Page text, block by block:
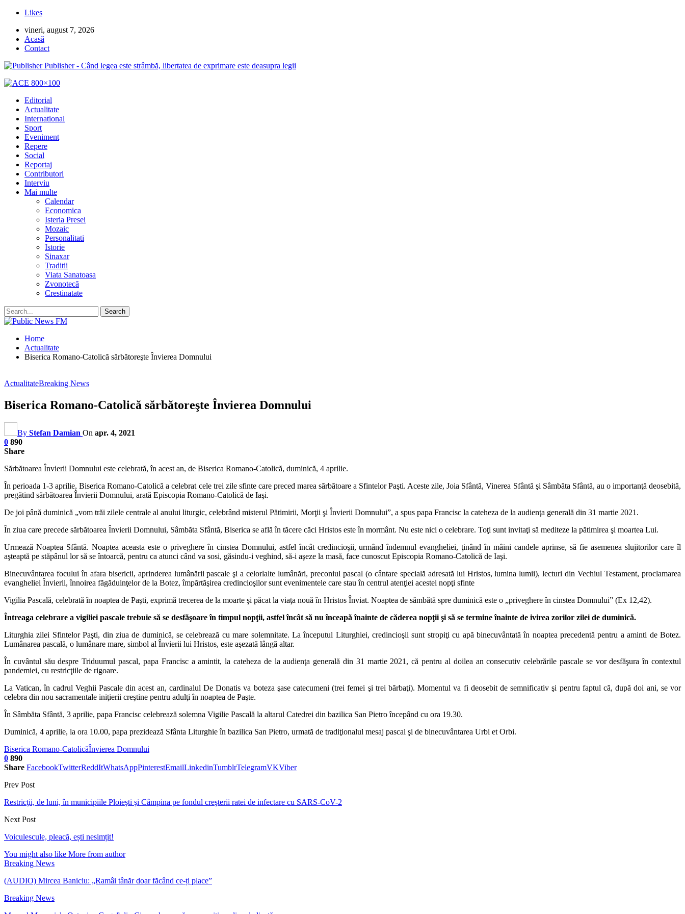
Likes
vineri, august 7, 2026
Acasă
Contact
Publisher - Când legea este strâmbă, libertatea de exprimare este deasupra legii
Editorial
Actualitate
International
Sport
Eveniment
Repere
Social
Reportaj
Contributori
Interviu
Mai multe
Calendar
Economica
Isteria Presei
Mozaic
Personalitati
Istorie
Sinaxar
Traditii
Viata Sanatoasa
Zvonotecă
Crestinatate
Home
Actualitate
Biserica Romano-Catolică sărbătoreşte Învierea Domnului
ActualitateBreaking News
Biserica Romano-Catolică sărbătoreşte Învierea Domnului
By Stefan Damian On apr. 4, 2021
0 890
Share
Sărbătoarea Învierii Domnului este celebrată, în acest an, de Biserica Romano-Catolică, duminică, 4 aprilie.
În perioada 1-3 aprilie, Biserica Romano-Catolică a celebrat cele trei zile sfinte care preced marea sărbătoare a Sfintelor Paşti. Aceste zile, Joia Sfântă, Vinerea Sfântă şi Sâmbăta Sfântă, au o importanţă deosebită,
pregătind sărbătoarea Învierii Domnului, arată Episcopia Romano-Catolică de Iaşi.
De joi până duminică „vom trăi zilele centrale al anului liturgic, celebrând misterul Pătimirii, Morţii şi Învierii Domnului”, a spus papa Francisc la cateheza de la audienţa generală din 31 martie 2021.
În ziua care precede sărbătoarea Învierii Domnului, Sâmbăta Sfântă, Biserica se află în tăcere căci Hristos este în mormânt. Nu este nici o celebrare. Toţi sunt invitaţi să mediteze la pătimirea şi moartea Lui.
Urmează Noaptea Sfântă. Noaptea aceasta este o priveghere în cinstea Domnului, astfel încât credincioşii, urmând îndemnul evangheliei, ţinând în mâini candele aprinse, să fie asemenea slujitorilor care îl
aşteaptă pe stăpânul lor să se întoarcă, pentru ca atunci când va sosi, găsindu-i veghind, să-i aşeze la masă, face cunoscut Episcopia Romano-Catolică de Iaşi.
Binecuvântarea focului în afara bisericii, aprinderea lumânării pascale şi a celorlalte lumânări, preconiul pascal (o cântare specială adresată lui Hristos, lumina lumii), lecturi din Vechiul Testament, proclamarea
evangheliei Învierii, înnoirea făgăduinţelor de la Botez, împărtăşirea credincioşilor sunt evenimentele care stau în centrul atenţiei acestei nopţi sfinte
Vigilia Pascală, celebrată în noaptea de Paşti, exprimă trecerea de la moarte şi păcat la viaţa nouă în Hristos Înviat. Noaptea de sâmbătă spre duminică este o „priveghere în cinstea Domnului” (Ex 12,42).
Întreaga celebrare a vigiliei pascale trebuie să se desfăşoare în timpul nopţii, astfel încât să nu înceapă înainte de căderea nopţii şi să se termine înainte de ivirea zorilor zilei de duminică.
Liturghia zilei Sfintelor Paşti, din ziua de duminică, se celebrează cu mare solemnitate. La începutul Liturghiei, credincioşii sunt stropiţi cu apă binecuvântată în noaptea precedentă pentru a aminti de Botez.
Lumânarea pascală, o lumânare mare, simbol al Învierii lui Hristos, este aşezată lângă altar.
În cuvântul său despre Triduumul pascal, papa Francisc a amintit, la cateheza de la audienţa generală din 31 martie 2021, că pentru al doilea an consecutiv celebrările pascale se vor desfăşura în contextul
pandemiei, cu restricţiile de rigoare.
La Vatican, în cadrul Veghii Pascale din acest an, cardinalul De Donatis va boteza şase catecumeni (trei femei şi trei bărbaţi). Momentul va fi deosebit de semnificativ şi pentru faptul că, după doi ani, se vor
celebra din nou sacramentale iniţierii creştine pentru adulţi în noaptea de Paşte.
În Sâmbăta Sfântă, 3 aprilie, papa Francisc celebrează solemna Vigilie Pascală la altarul Catedrei din bazilica San Pietro începând cu ora 19.30.
Duminică, 4 aprilie, la ora 10.00, papa prezidează Sfânta Liturghie în bazilica San Pietro, urmată de tradiţionalul mesaj pascal şi de binecuvântarea Urbi et Orbi.
Biserica Romano-CatolicăÎnvierea Domnului
0 890
Share FacebookTwitterReddItWhatsAppPinterestEmailLinkedinTumblrTelegramVKViber
Prev Post
Restricţii, de luni, în municipiile Ploieşti şi Câmpina pe fondul creşterii ratei de infectare cu SARS-CoV-2
Next Post
Voiculescule, pleacă, ești nesimțit!
You might also like More from author
Breaking News
(AUDIO) Mircea Baniciu: „Ramâi tânăr doar făcând ce-ți place”
Breaking News